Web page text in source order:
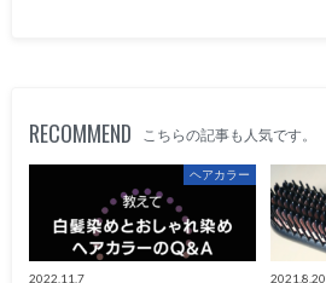
RECOMMEND こちらの記事も人気です。
ヘアカラー
2022.11.7 2021.8.20